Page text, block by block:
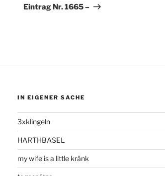
Beitrag
Eintrag Nr. 1665 –
IN EIGENER SACHE
3xklingeln
HARTHBASEL
my wife is a little kränk